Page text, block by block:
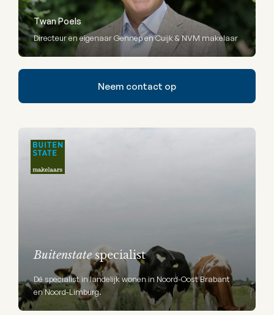
Twan Poels
Directeur en eigenaar Gennep en Cuijk & NVM makelaar
Neem contact op
Buitenstatespecialist
Dé specialist in landelijk wonen in Noord-Oost Brabant
en Noord-Limburg.